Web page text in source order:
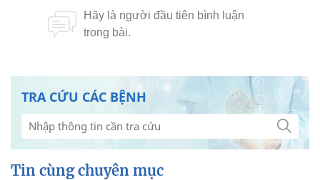
TRA CỨU CÁC BỆNH
Tin cùng chuyên mục